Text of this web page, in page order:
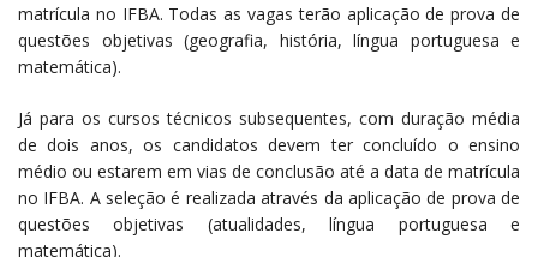
matrícula no IFBA. Todas as vagas terão aplicação de prova de
questões objetivas (geografia, história, língua portuguesa e
matemática).
Já para os cursos técnicos subsequentes, com duração média
de dois anos, os candidatos devem ter concluído o ensino
médio ou estarem em vias de conclusão até a data de matrícula
no IFBA. A seleção é realizada através da aplicação de prova de
questões objetivas (atualidades, língua portuguesa e
matemática).